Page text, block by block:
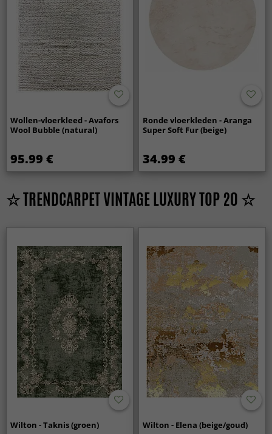
Wollen-vloerkleed - Avafors
Wool Bubble (natural)
95.99 €
Ronde vloerkleden - Aranga
Super Soft Fur (beige)
34.99 €
☆ TRENDCARPET VINTAGE LUXURY TOP 20 ☆
Wilton - Taknis (groen) Wilton - Elena (beige/goud)